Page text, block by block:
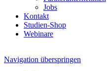
Jobs
Kontakt
Studien-Shop
Webinare
Navigation überspringen